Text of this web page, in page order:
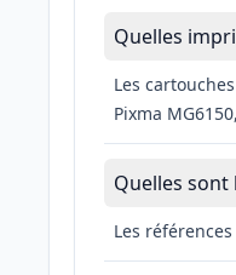
Quelles
Les
Pixma
Quelles sont
Les